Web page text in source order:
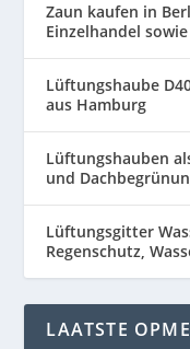
Zaun kaufen in
Einzelhandel
Lüftungshaube
aus Hamburg
Lüftungshauben
und
Lüftungsgitter
Regenschutz,
LAATSTE